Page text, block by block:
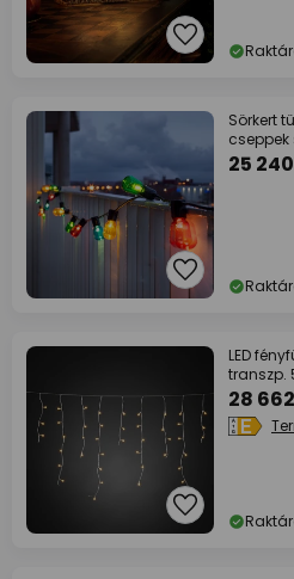
Sörkert
cseppek
25
LED
transzp.
28